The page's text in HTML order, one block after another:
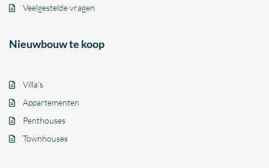
Veelgestelde vragen
Nieuwbouw te koop
Villa’s
Appartementen
Penthouses
Townhouses